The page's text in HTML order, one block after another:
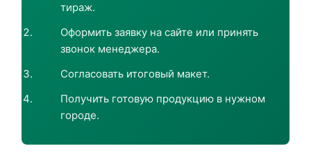
тираж.
Оформить заявку на сайте или принять
звонок менеджера.
Согласовать итоговый макет.
Получить готовую продукцию в нужном
городе.